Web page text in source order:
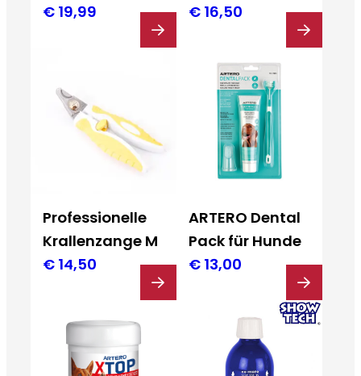
€ 19,99 Preisspanne:€ 16,50
Professionelle
Krallenzange M
€ 14,50
ARTERO Dental
Pack für Hunde
€ 13,00